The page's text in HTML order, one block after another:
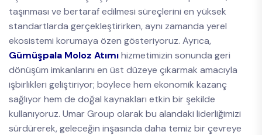
taşınması ve bertaraf edilmesi süreçlerini en yüksek
standartlarda gerçekleştirirken, aynı zamanda yerel
ekosistemi korumaya özen gösteriyoruz. Ayrıca,
Gümüşpala Moloz Atımıhizmetimizin sonunda geri
dönüşüm imkanlarını en üst düzeye çıkarmak amacıyla
işbirlikleri geliştiriyor; böylece hem ekonomik kazanç
sağlıyor hem de doğal kaynakları etkin bir şekilde
kullanıyoruz. Umar Group olarak bu alandaki liderliğimizi
sürdürerek, geleceğin inşasında daha temiz bir çevreye